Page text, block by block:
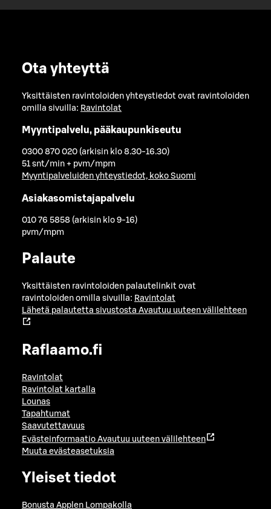
Ota yhteyttä
Yksittäisten ravintoloiden yhteystiedot ovat ravintoloiden
omilla sivuilla: Ravintolat
Myyntipalvelu, pääkaupunkiseutu
0300 870 020 (arkisin klo 8.30-16.30)
51 snt/min + pvm/mpm
Myyntipalveluiden yhteystiedot, koko Suomi
Asiakasomistajapalvelu
010 76 5858 (arkisin klo 9-16)
pvm/mpm
Palaute
Yksittäisten ravintoloiden palautelinkit ovat
ravintoloiden omilla sivuilla: Ravintolat
Lähetä palautetta sivustosta Avautuu uuteen välilehteen
Raflaamo.fi
Ravintolat
Ravintolat kartalla
Lounas
Tapahtumat
Saavutettavuus
Evästeinformaatio Avautuu uuteen välilehteen
Muuta evästeasetuksia
Yleiset tiedot
Bonusta Applen Lompakolla